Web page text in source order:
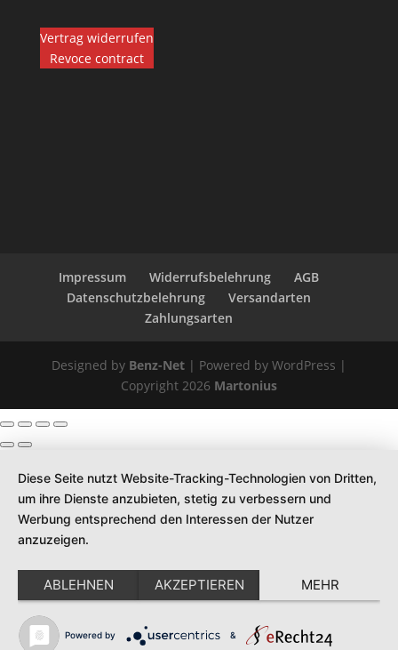
Vertrag widerrufen
Revoce contract
Impressum Widerrufsbelehrung
AGB
Datenschutzbelehrung
Versandarten
Zahlungsarten
Designed by Benz-Net| Powered by WordPress |
Copyright 2026 Martonius
Diese Seite nutzt Website-Tracking-Technologien von Dritten,
um ihre Dienste anzubieten, stetig zu verbessern und
Werbung entsprechend den Interessen der Nutzer
anzuzeigen.
ABLEHNEN AKZEPTIEREN MEHR
Powered by &